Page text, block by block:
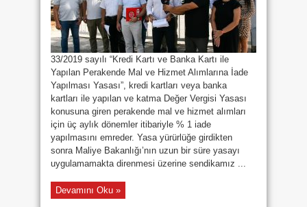
33/2019 sayılı “Kredi Kartı ve Banka Kartı ile
Yapılan Perakende Mal ve Hizmet Alımlarına İade
Yapılması Yasası”, kredi kartları veya banka
kartları ile yapılan ve katma Değer Vergisi Yasası
konusuna giren perakende mal ve hizmet alımları
için üç aylık dönemler itibariyle % 1 iade
yapılmasını emreder. Yasa yürürlüğe girdikten
sonra Maliye Bakanlığı’nın uzun bir süre yasayı
uygulamamakta direnmesi üzerine sendikamız ...
Devamını Oku »